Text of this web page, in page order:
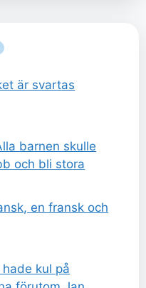
är svartas
barnen skulle
och bli stora
en fransk och
kul på